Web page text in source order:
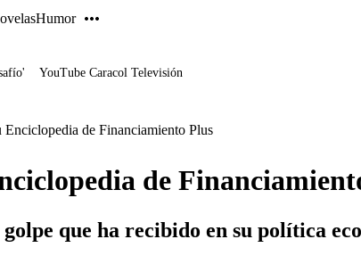
Humor
YouTube Caracol Televisión
Enciclopedia de Financiamiento Plus
de
que ha recibido en su política